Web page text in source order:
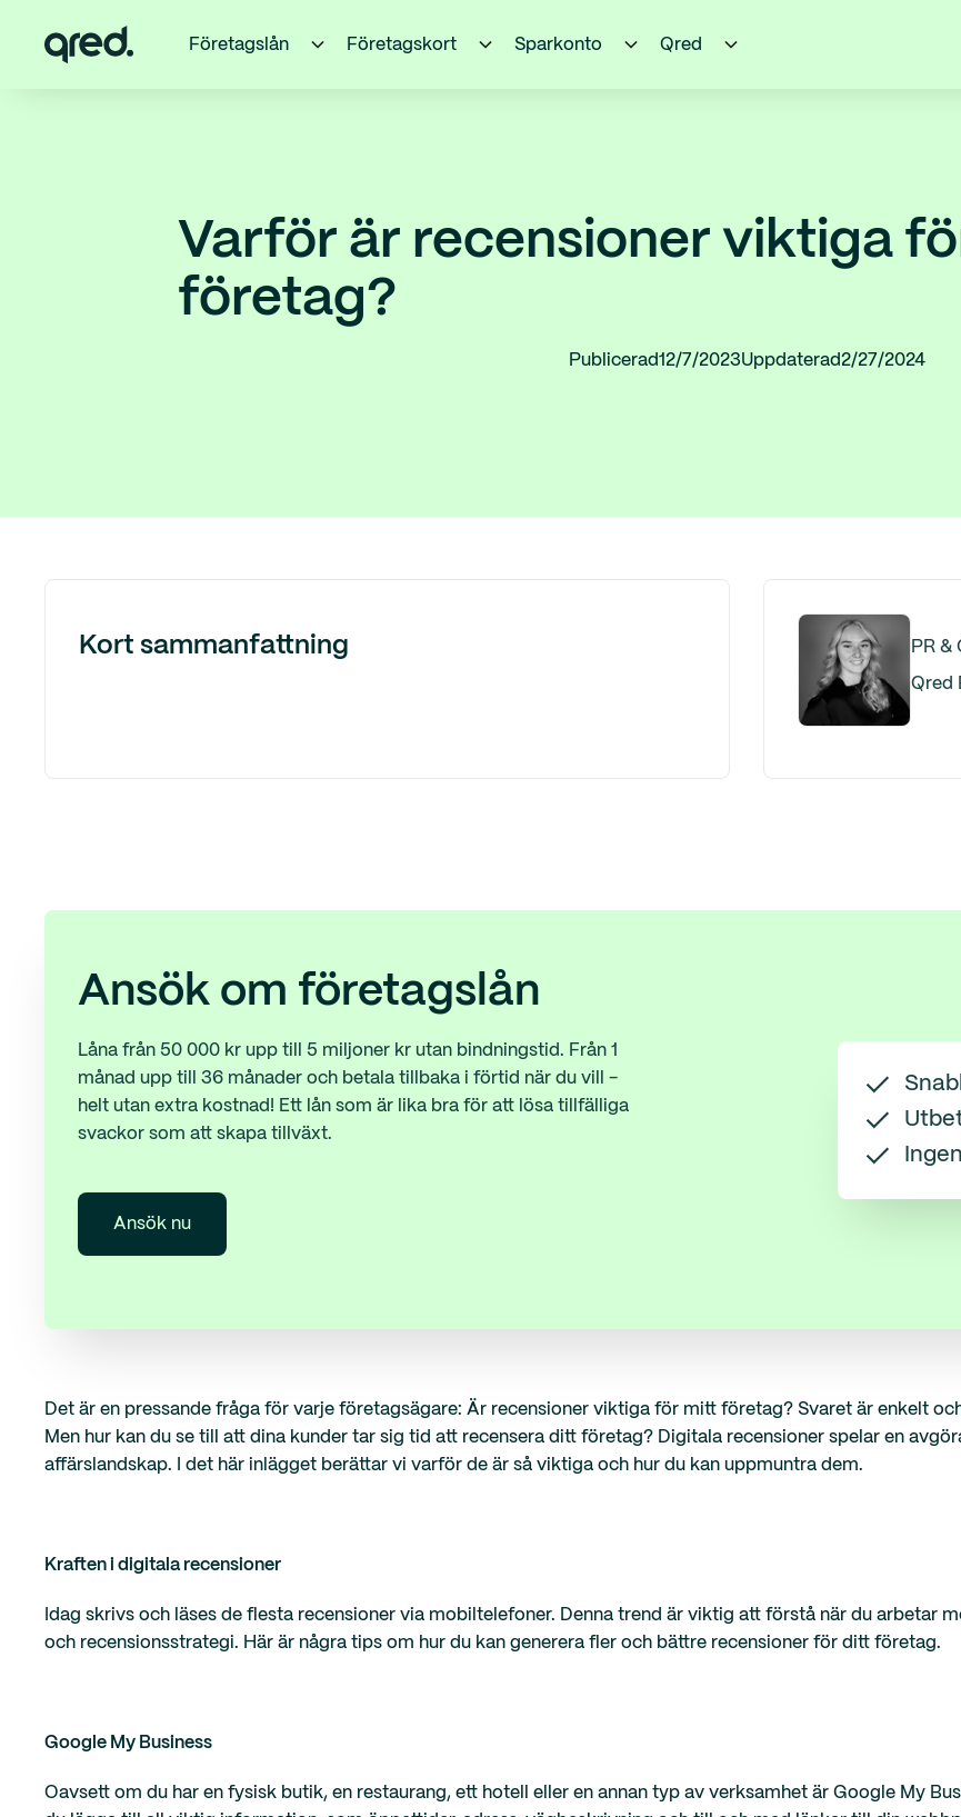
Företagslån Företagskort Sparkonto Qred
Varför är recensioner viktiga
företag?
Publicerad12/7/2023Uppdaterad2/27/2024
Kort sammanfattning PR &
Qred
Ansök om företagslån
Låna från 50 000 kr upp till 5 miljoner kr utan bindningstid. Från 1
månad upp till 36 månader och betala tillbaka i förtid när du vill -
helt utan extra kostnad! Ett lån som är lika bra för att lösa tillfälliga
svackor som att skapa tillväxt.
Ansök nu
Det är en pressande fråga för varje företagsägare: Är recensioner viktiga för mitt företag? Svaret är enkelt
Men hur kan du se till att dina kunder tar sig tid att recensera ditt företag? Digitala recensioner spelar en
affärslandskap. I det här inlägget berättar vi varför de är så viktiga och hur du kan uppmuntra dem.
Kraften i digitala recensioner
Idag skrivs och läses de flesta recensioner via mobiltelefoner. Denna trend är viktig att förstå när du arbetar
och recensionsstrategi. Här är några tips om hur du kan generera fler och bättre recensioner för ditt företag.
Google My Business
Oavsett om du har en fysisk butik, en restaurang, ett hotell eller en annan typ av verksamhet är Google My